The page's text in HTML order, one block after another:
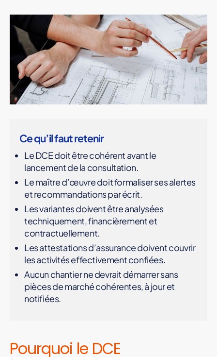
Ce qu’il faut retenir
Le DCE doit être cohérent avant le
lancement de la consultation.
Le maître d’œuvre doit formaliser ses alertes
et recommandations par écrit.
Les variantes doivent être analysées
techniquement, financièrement et
contractuellement.
Les attestations d’assurance doivent couvrir
les activités effectivement confiées.
Aucun chantier ne devrait démarrer sans
pièces de marché cohérentes, à jour et
notifiées.
Pourquoi le DCE